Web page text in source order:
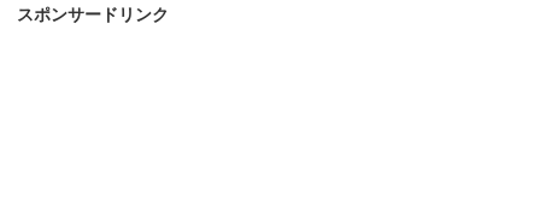
スポンサードリンク